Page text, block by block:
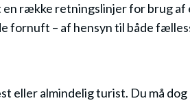
række retningslinjer for brug
fornuft – af hensyn til både
eller almindelig turist. Du må